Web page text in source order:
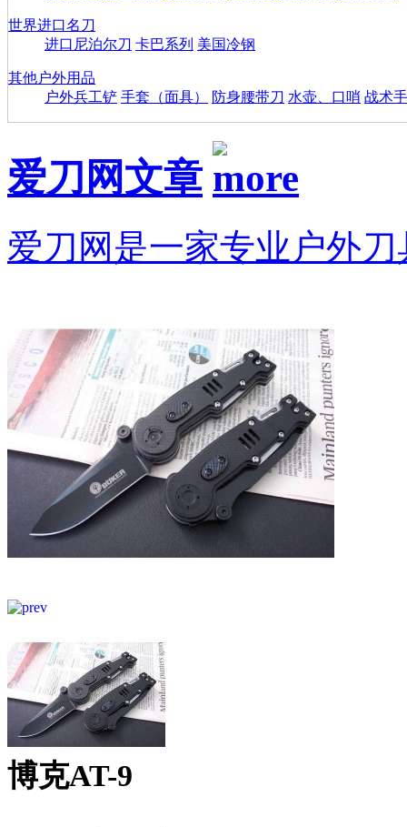
世界进口名刀
进口尼泊尔刀 卡巴系列 美国冷钢
其他户外用品
户外兵工铲 手套（面具） 防身腰带刀 水壶、口哨 战术
爱刀网文章
爱刀网是一家专业户外
博克AT-9